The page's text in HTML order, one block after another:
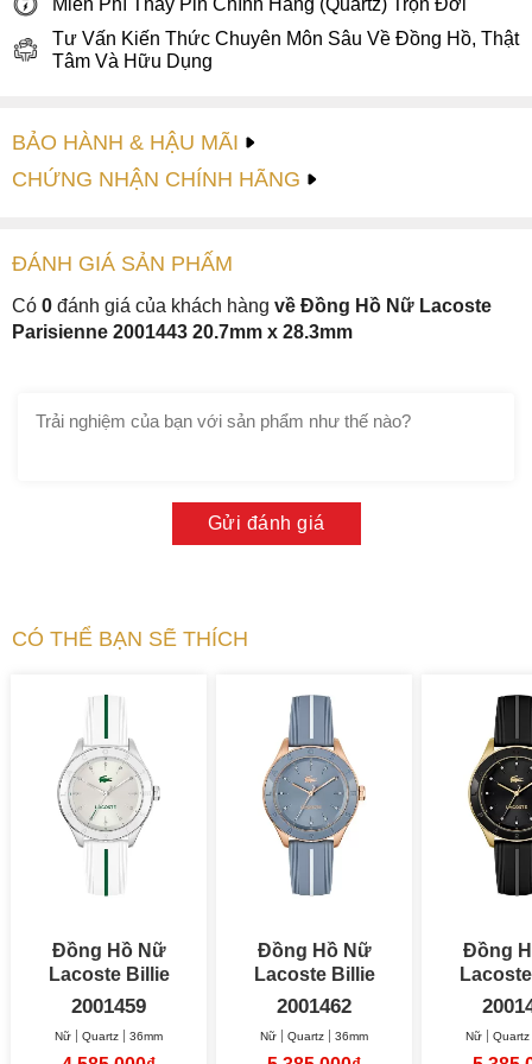
Miễn Phí Thay Pin Chính Hãng (Quartz) Trọn Đời
Tư Vấn Kiến Thức Chuyên Môn Sâu Về Đồng Hồ, Thật
Tâm Và Hữu Dụng
BẢO HÀNH & HẬU MÃI
CHỨNG NHẬN CHÍNH HÃNG
ĐÁNH GIÁ SẢN PHẤM
Có 0 đánh giá của khách hàng về Đồng Hồ Nữ Lacoste
Parisienne 2001443 20.7mm x 28.3mm
Gửi đánh giá
CÓ THỂ BẠN SẼ THÍCH
Đồng Hồ Nữ
Lacoste Billie
36mm
2001459
Nữ Quartz 36mm
Đồng Hồ Nữ
Lacoste Billie
36mm
2001462
Nữ Quartz 36mm
Đồng
Nữ Quartz